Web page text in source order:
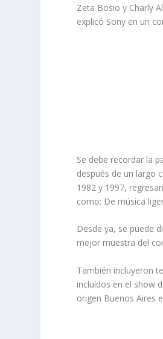
Zeta Bosio y Charly
explicó Sony en un
Se debe recordar la
después de un largo
1982 y 1997,
como: De música
Desde ya, se puede
mejor muestra del
También incluyeron
incluídos en el show
origen Buenos Aires